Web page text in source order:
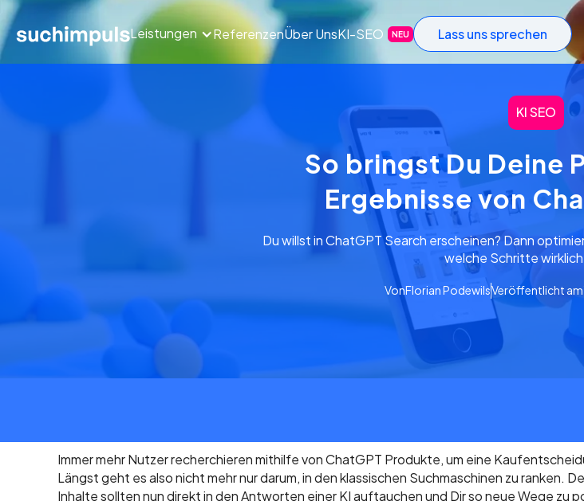
Leistungen ReferenzenÜber UnsKI-SEO NEU Lass uns sprechen
KI SEO
So bringst Du Deine
Ergebnisse von
Du willst in ChatGPT Search erscheinen? Dann
welche Schritte wirklich
VonFlorian PodewilsVeröffentlicht am
Immer mehr Nutzer recherchieren mithilfe von ChatGPT Produkte, um eine
Längst geht es also nicht mehr nur darum, in den klassischen Suchmaschinen zu ranken.
Inhalte sollten nun direkt in den Antworten einer KI auftauchen und Dir so neue Wege zu